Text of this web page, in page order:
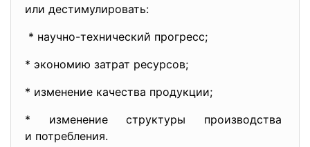
или дестимулировать:
* научно-технический прогресс;
* экономию затрат ресурсов;
* изменение качества продукции;
* изменение структуры производства
и потребления.